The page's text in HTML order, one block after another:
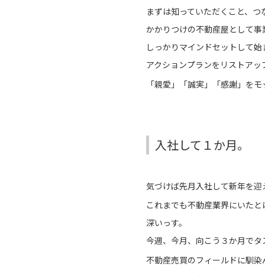
まずは知っていただくこと、つ
かかりつけの不動産屋として
しっかりマインドセットして
アクションプランをリストア
「親愛」「誠実」「感謝」を
入社して１か月。
気づけば先月入社して新年を
これまでも不動産業界にいた
深いっす。
今週、今月、向こう３か月で
不動産売買のフィールドに馴